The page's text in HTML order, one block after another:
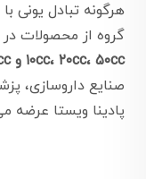
هرگونه تبادل یونی
گروه از محصولات
۱۰cc، ۲۰cc، ۵۰cc و ۱۰۰cc
صنایع داروسازی،
پادینا ویستا عرضه